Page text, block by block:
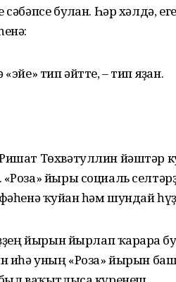
булған. Һәр хәлдә,
тип әйтте, – тип яҙған.
Төхвәтуллин йәштәр
йыры социаль
ҡуйған һәм шундай
йырын йырлап ҡарарға
иһә уның «Роза» йырын